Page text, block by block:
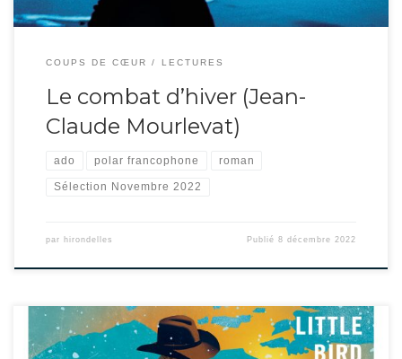
COUPS DE CŒUR LECTURES
Le combat d’hiver (Jean-
Claude Mourlevat)
ado polar francophone roman
Sélection Novembre 2022
par hirondelles Publié8 décembre 2022